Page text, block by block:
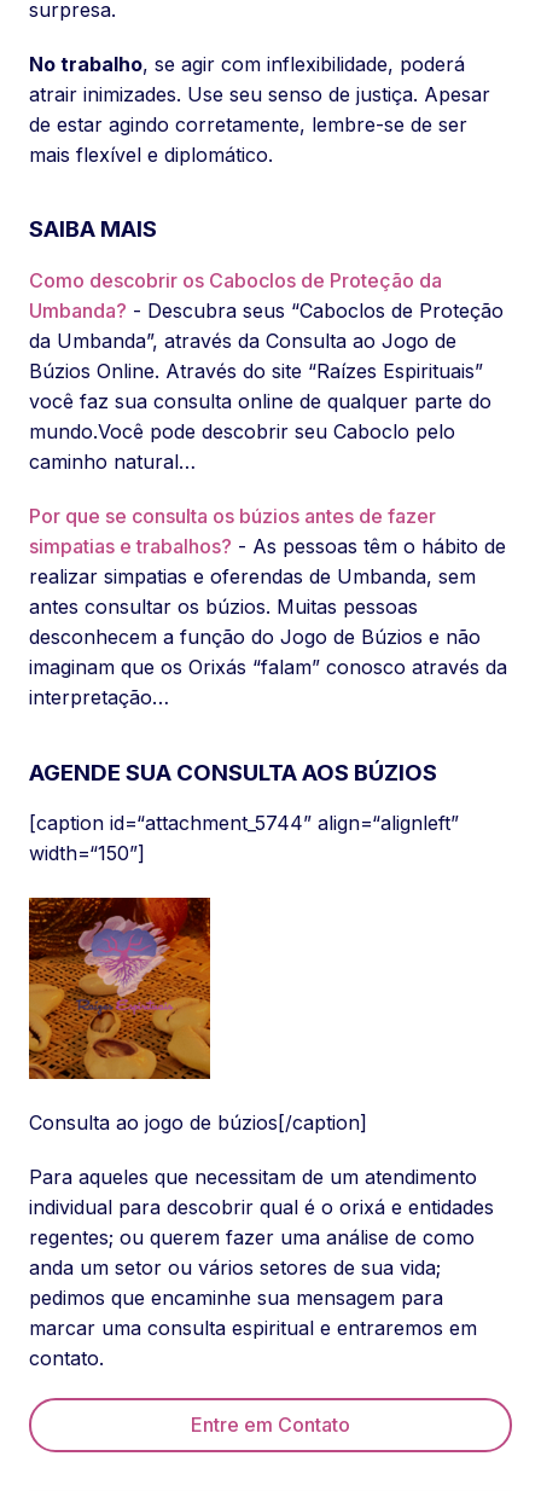
surpresa.
No trabalho, se agir com inflexibilidade, poderá
atrair inimizades. Use seu senso de justiça. Apesar
de estar agindo corretamente, lembre-se de ser
mais flexível e diplomático.
SAIBA MAIS
Como descobrir os Caboclos de Proteção da
Umbanda? - Descubra seus “Caboclos de Proteção
da Umbanda”, através da Consulta ao Jogo de
Búzios Online. Através do site “Raízes Espirituais”
você faz sua consulta online de qualquer parte do
mundo.Você pode descobrir seu Caboclo pelo
caminho natural…
Por que se consulta os búzios antes de fazer
simpatias e trabalhos? - As pessoas têm o hábito de
realizar simpatias e oferendas de Umbanda, sem
antes consultar os búzios. Muitas pessoas
desconhecem a função do Jogo de Búzios e não
imaginam que os Orixás “falam” conosco através da
interpretação…
AGENDE SUA CONSULTA AOS BÚZIOS
[caption id=“attachment_5744” align=“alignleft”
width=“150”]
Consulta ao jogo de búzios[/caption]
Para aqueles que necessitam de um atendimento
individual para descobrir qual é o orixá e entidades
regentes; ou querem fazer uma análise de como
anda um setor ou vários setores de sua vida;
pedimos que encaminhe sua mensagem para
marcar uma consulta espiritual e entraremos em
contato.
Entre em Contato